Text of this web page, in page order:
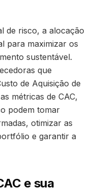
de risco, a alocação
para maximizar os
sustentável.
que
de Aquisição de
métricas de CAC,
podem tomar
otimizar as
e garantir a
e sua